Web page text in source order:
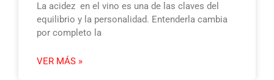
La acidez en el vino es una de las claves del
equilibrio y la personalidad. Entenderla cambia
por completo la
VER MÁS »